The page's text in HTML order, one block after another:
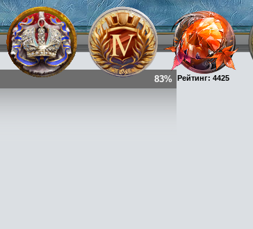
Рейтинг: 4425
83%